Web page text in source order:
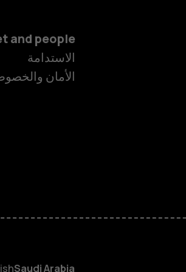
الهواتف
Terra M
and people
الاستدامة
الأمان
Saudi Arabia